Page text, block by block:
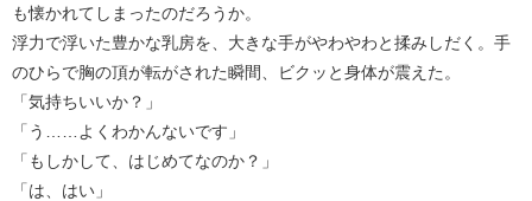
も懐かれてしまったのだろうか。
浮力で浮いた豊かな乳房を、大きな手がやわやわと揉みしだく。手
のひらで胸の頂が転がされた瞬間、ビクッと身体が震えた。
「気持ちいいか？」
「う……よくわかんないです」
「もしかして、はじめてなのか？」
「は、はい」